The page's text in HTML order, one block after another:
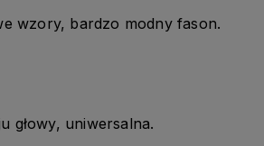
wzory, bardzo modny fason.
głowy, uniwersalna.